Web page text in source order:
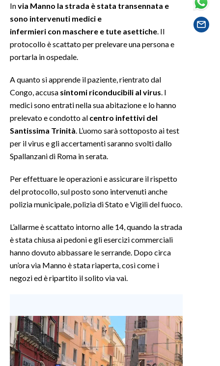
SARDEGNA TURISMO
SARDI NEL MONDO
NOTIZIE
INSULARITÀ
INFO AZIENDE
ANNUNCI
NECROLOGI
STORE
Invia Manno la strada è stata transennata e
sono intervenuti medici e
infermieri con maschere e tute asettiche . Il
protocollo è scattato per prelevare una persona e
portarla in ospedale.
A quanto si apprende il paziente, rientrato dal
Congo, accusa sintomi riconducibili al virus . I
medici sono entrati nella sua abitazione e lo hanno
prelevato e condotto al centro infettivi del
Santissima Trinità . L’uomo sarà sottoposto ai test
per il virus e gli accertamenti saranno svolti dallo
Spallanzani di Roma in serata.
Per effettuare le operazioni e assicurare il rispetto
del protocollo, sul posto sono intervenuti anche
polizia municipale, polizia di Stato e Vigili del fuoco.
L’allarme è scattato intorno alle 14, quando la strada
è stata chiusa ai pedoni e gli esercizi commerciali
hanno dovuto abbassare le serrande. Dopo circa
un’ora via Manno è stata riaperta, così come i
negozi ed è ripartito il solito via vai.